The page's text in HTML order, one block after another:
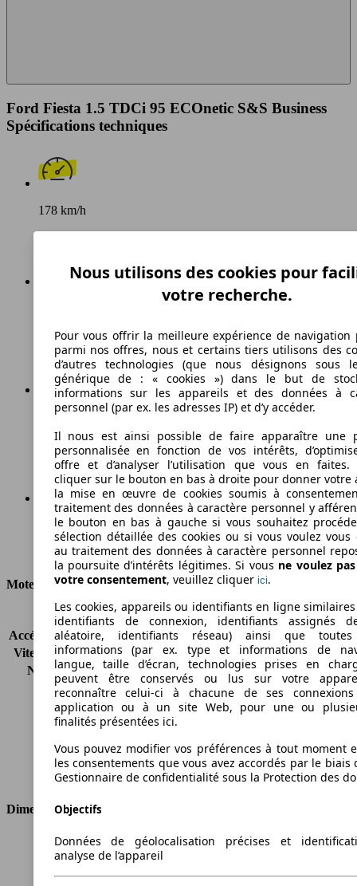
Ford Fiesta 1.5 TDCi 95 ECOnetic S&S Business
Spécifications techniques
178 km/h
Carburant
82 g/km
Émissions de CO2 (combinées)*
Ø 3.2 l/100km
Consommation
Moteur et Puissance
KW (CH)
70 kW (95 PS)
Accélération (0-100 km/h) 11.9s
Vitesse maximale (km/h) 178 km/h
Nombre de vitesses
5
Couple
215 nm
Cylindrée
1498 ccm
Carburant
Diesel
Transmission
Boîte manuelle
Type de traction
Traction avant
Dimensions
Longueur
3969 mm
Hauteur
Largeur
1722 mm
Nous utilisons des cookies pour
votre recherche.
Pour vous offrir la meilleure expérience de navigation
parmi nos offres, nous et certains tiers utilisons des
d’autres technologies (que nous désignons sous
générique de : « cookies ») dans le but de
informations sur les appareils et des données à
personnel (par ex. les adresses IP) et d’y accéder.
Il nous est ainsi possible de faire apparaître une
personnalisée en fonction de vos intérêts,
offre et d’analyser l’utilisation que vous en faites.
cliquer sur le bouton en bas à droite pour donner votre
la mise en œuvre de cookies soumis à
traitement des données à caractère personnel y
le bouton en bas à gauche si vous souhaitez
sélection détaillée des cookies ou si vous voulez vous
au traitement des données à caractère personnel
la poursuite d’intérêts légitimes. Si vous ne voulez
votre consentement, veuillez cliquer ici.
Les cookies, appareils ou identifiants en ligne
identifiants de connexion, identifiants assignés
aléatoire, identifiants réseau) ainsi que
informations (par ex. type et informations de
langue, taille d’écran, technologies prises en
peuvent être conservés ou lus sur votre
reconnaître celui-ci à chacune de ses
application ou à un site Web, pour une ou
finalités présentées ici.
Vous pouvez modifier vos préférences à tout moment
les consentements que vous avez accordés par le biais
Gestionnaire de confidentialité sous la Protection des
Objectifs
Données de géolocalisation précises et
analyse de l’appareil